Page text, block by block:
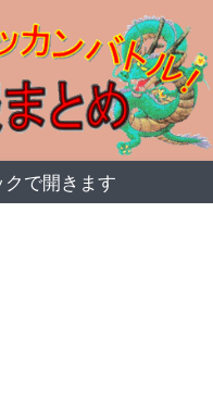
で開きます